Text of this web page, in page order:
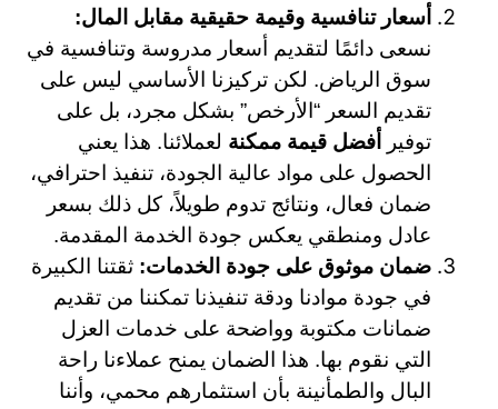
أسعار تنافسية وقيمة حقيقية مقابل المال:
نسعى دائمًا لتقديم أسعار مدروسة وتنافسية في
سوق الرياض. لكن تركيزنا الأساسي ليس على
تقديم السعر “الأرخص” بشكل مجرد، بل على
توفير
أفضل قيمة ممكنة لعملائنا. هذا يعني
الحصول على مواد عالية الجودة، تنفيذ احترافي،
ضمان فعال، ونتائج تدوم طويلاً، كل ذلك بسعر
عادل ومنطقي يعكس جودة الخدمة المقدمة.
ضمان موثوق على جودة الخدمات: ثقتنا الكبيرة
في جودة موادنا ودقة تنفيذنا تمكننا من تقديم
ضمانات مكتوبة وواضحة على خدمات العزل
التي نقوم بها. هذا الضمان يمنح عملاءنا راحة
البال والطمأنينة بأن استثمارهم محمي، وأننا